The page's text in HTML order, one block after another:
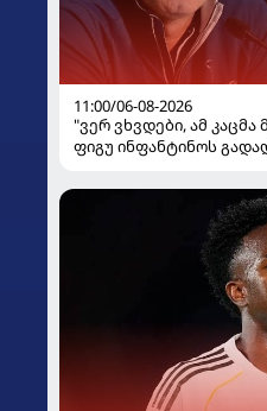
11:00/06-08-2026
"ვერ ვხვდები, ამ კაცმა
ფიგუ ინფანტინოს